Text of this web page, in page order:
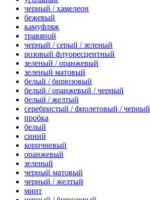
черный / хамелеон
бежевый
камуфляж
травяной
черный / серый / зеленый
розовый флуоресцентный
зеленый / оранжевый
зеленый матовый
белый / бирюзовый
белый / оранжевый / черный
белый / желтый
серебристый / фиолетовый / черный
пробка
белый
синий
коричневый
оранжевый
зеленый
черный матовый
черный / желтый
минт